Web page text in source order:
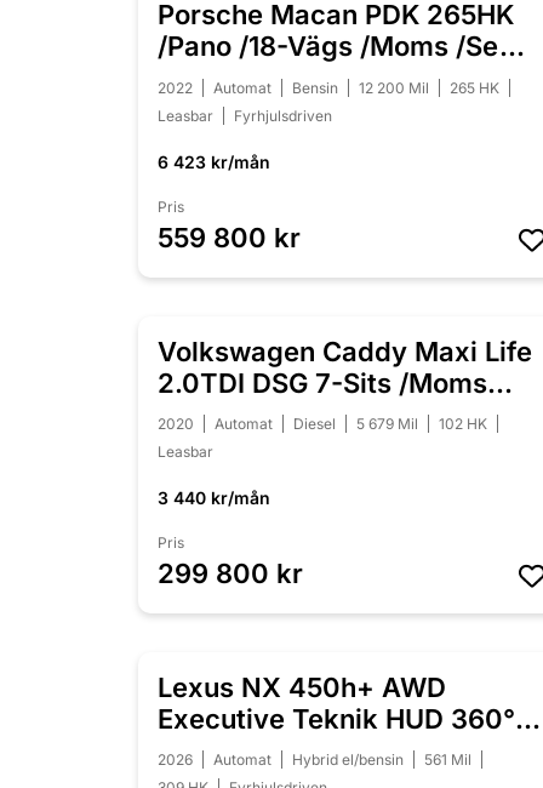
NYINKOMMEN
Porsche Macan PDK 265HK
/Pano /18-Vägs /Moms /Se
Spec
2022 Automat Bensin 12 200 Mil
265 HK
Leasbar
Fyrhjulsdriven
6 423 kr/mån
Pris
559 800 kr
NYINKOMMEN
Volkswagen Caddy Maxi Life
2.0TDI DSG 7-Sits /Moms
/Värmare
2020 Automat Diesel 5 679 Mil
102 HK
Leasbar
3 440 kr/mån
Pris
299 800 kr
NYINKOMMEN
Lexus NX 450h+ AWD
Executive Teknik HUD 360°
Drag Laddhybrid
2026 Automat Hybrid el/bensin
561 Mil